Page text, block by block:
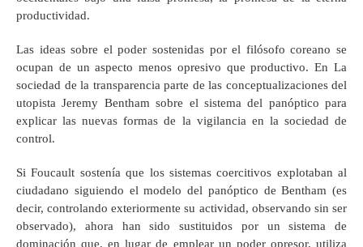
productividad.
Las ideas sobre el poder sostenidas por el filósofo coreano se
ocupan de un aspecto menos opresivo que productivo. En La
sociedad de la transparencia parte de las conceptualizaciones del
utopista Jeremy Bentham sobre el sistema del panóptico para
explicar las nuevas formas de la vigilancia en la sociedad de
control.
Si Foucault sostenía que los sistemas coercitivos explotaban al
ciudadano siguiendo el modelo del panóptico de Bentham (es
decir, controlando exteriormente su actividad, observando sin ser
observado), ahora han sido sustituidos por un sistema de
dominación que, en lugar de emplear un poder opresor, utiliza